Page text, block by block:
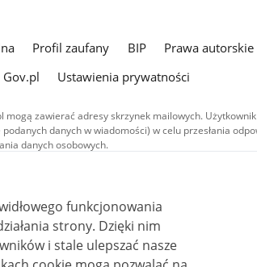
Profil zaufany BIP Prawa autorskie
Ustawienia prywatności
mogą zawierać adresy skrzynek mailowych.
danych w wiadomości) w celu przesłania
danych osobowych.
w serwisie (z wyłączeniem treści audiowizualnych), są
Creative Commons: uznanie autorstwa - na tych
4.0). Materiały audiowizualne, w tym zdjęcia, materiały
typu Creative Commons: uznanie autorstwa użycie
(CC BY-NC-ND 4.0), o ile nie jest to stwierdzone inaczej.
funkcjonowania
Dzięki nim
i stale ulepszać nasze